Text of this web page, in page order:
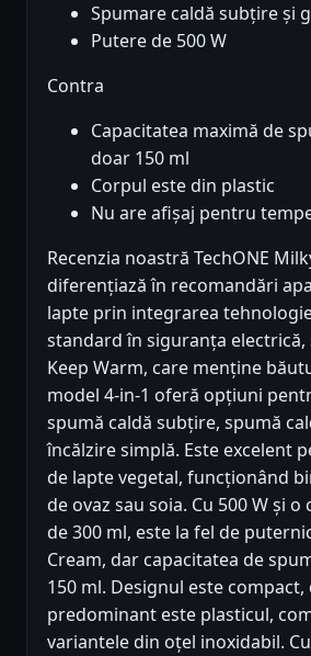
Spumare caldă subțire și
Putere de 500 W
Contra
Capacitatea maximă de
doar 150 ml
Corpul este din plastic
Nu are afișaj pentru
Recenzia noastră TechONE
diferențiază în recomandări
lapte prin integrarea
standard în siguranța
Keep Warm, care menține
model 4-in-1 oferă opțiuni
spumă caldă subțire, spumă
încălzire simplă. Este excelent
de lapte vegetal, funcționând
de ovaz sau soia. Cu 500 W și
de 300 ml, este la fel de
Cream, dar capacitatea de
150 ml. Designul este
predominant este plasticul,
variantele din oțel inoxidabil.